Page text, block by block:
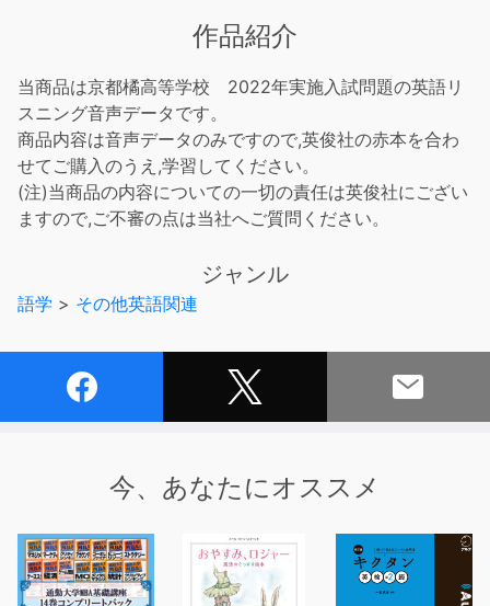
作品紹介
当商品は京都橘高等学校 2022年実施入試問題の英語リ
スニング音声データです。
商品内容は音声データのみですので,英俊社の赤本を合わ
せてご購入のうえ,学習してください。
(注)当商品の内容についての一切の責任は英俊社にござい
ますので,ご不審の点は当社へご質問ください。
ジャンル
語学 > その他英語関連
今、あなたにオススメ